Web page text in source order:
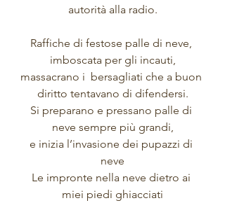
autorità alla radio.
Raffiche di festose palle di neve,
imboscata per gli incauti,
massacrano i  bersagliati che a buon
diritto tentavano di difendersi.
Si preparano e pressano palle di
neve sempre più grandi,
e inizia l’invasione dei pupazzi di
neve
Le impronte nella neve dietro ai
miei piedi ghiacciati